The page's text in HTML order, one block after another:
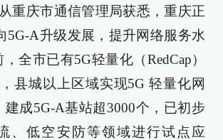
重庆市通信管理局获悉，重庆正
5G-A升级发展，提升网络服务水
全市已有5G轻量化（RedCap）
县城以上区域实现5G 轻量化网
建成5G-A基站超3000个，已初步
、低空安防等领域进行试点应